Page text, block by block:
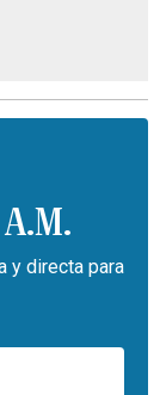
y directa para